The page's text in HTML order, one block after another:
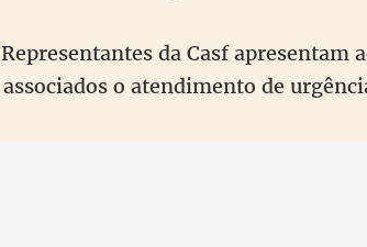
Representantes da Casf apresentam
associados o atendimento de